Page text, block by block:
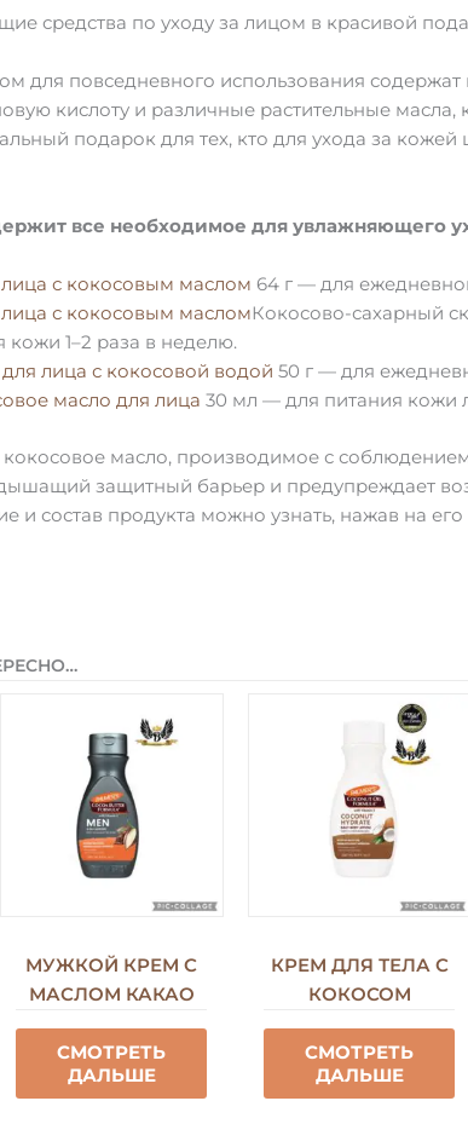
средства по уходу за лицом в красивой
для повседневного использования
кислоту и различные растительные
подарок для тех, кто для ухода за кожей
все необходимое для увлажняющего
с кокосовым маслом 64 г — для
с кокосовым масломКокосово-сахарный
кожи 1–2 раза в неделю.
лица с кокосовой водой 50 г — для
масло для лица 30 мл — для питания кожи
кокосовое масло, производимое с
защитный барьер и предупреждает
и состав продукта можно узнать, нажав на его
МУЖКОЙ КРЕМ С
МАСЛОМ КАКАО
СМОТРЕТЬ
ДАЛЬШЕ
КРЕМ ДЛЯ ТЕЛА С
КОКОСОМ
СМОТРЕТЬ
ДАЛЬШЕ